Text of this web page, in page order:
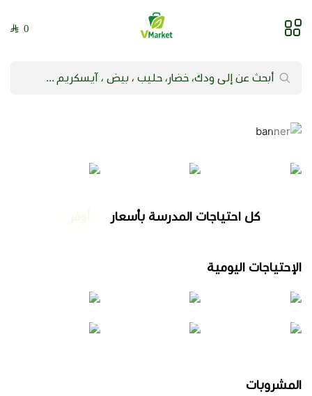
فيلج ماركت | VMarket
0
كل احتياجات المدرسة بأسعار
الإحتياجات اليومية
المشروبات